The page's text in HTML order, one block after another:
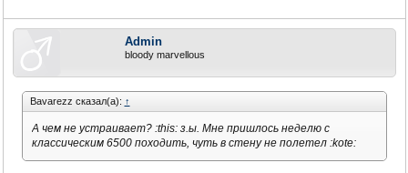
Admin
bloody marvellous
Bavarezz сказал(а): ↑
А чем не устраивает? :this: з.ы. Мне пришлось неделю с
классическим 6500 походить, чуть в стену не полетел :kote: